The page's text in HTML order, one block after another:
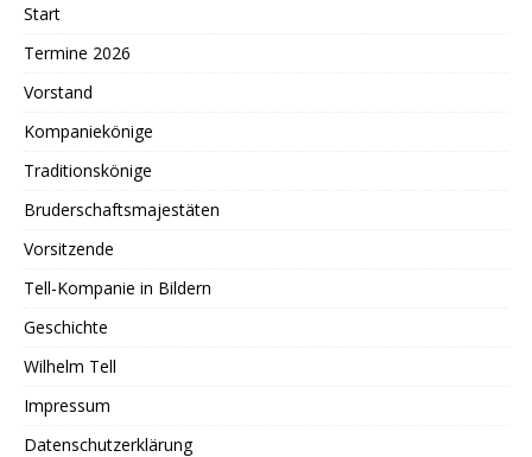
Start
Termine 2026
Vorstand
Kompaniekönige
Traditionskönige
Bruderschaftsmajestäten
Vorsitzende
Tell-Kompanie in Bildern
Geschichte
Wilhelm Tell
Impressum
Datenschutzerklärung